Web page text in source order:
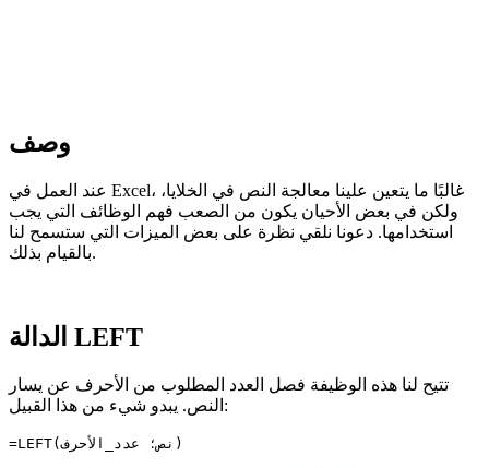
وصف
عند العمل في Excel، غالبًا ما يتعين علينا معالجة النص في الخلايا،
ولكن في بعض الأحيان يكون من الصعب فهم الوظائف التي يجب
استخدامها. دعونا نلقي نظرة على بعض الميزات التي ستسمح لنا
بالقيام بذلك.
الدالة LEFT
تتيح لنا هذه الوظيفة فصل العدد المطلوب من الأحرف عن يسار
النص. يبدو شيء من هذا القبيل:
=LEFT(نص؛ عدد_الأحرف)